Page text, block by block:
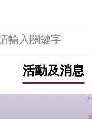
活動及消息